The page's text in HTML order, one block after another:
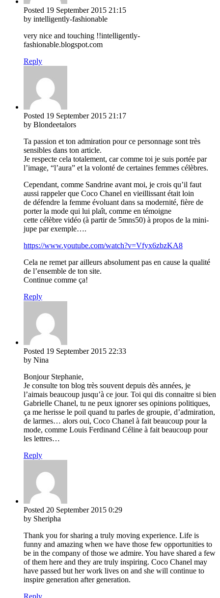
Posted 19 September 2015 21:15
by intelligently-fashionable
very nice and touching !!intelligently-
fashionable.blogspot.com
Reply
Posted 19 September 2015 21:17
by Blondeetalors
Ta passion et ton admiration pour ce personnage sont très
sensibles dans ton article.
Je respecte cela totalement, car comme toi je suis portée par
l’image, “l’aura” et la volonté de certaines femmes célèbres.
Cependant, comme Sandrine avant moi, je crois qu’il faut
aussi rappeler que Coco Chanel en vieillissant était loin
de défendre la femme évoluant dans sa modernité, fière de
porter la mode qui lui plaît, comme en témoigne
cette célèbre vidéo (à partir de 5mns50) à propos de la mini-
jupe par exemple….
https://www.youtube.com/watch?v=Vfyx6zbzKA8
Cela ne remet par ailleurs absolument pas en cause la qualité
de l’ensemble de ton site.
Continue comme ça!
Reply
Posted 19 September 2015 22:33
by Nina
Bonjour Stephanie,
Je consulte ton blog très souvent depuis dès années, je
l’aimais beaucoup jusqu’à ce jour. Toi qui dis connaitre si bien
Gabrielle Chanel, tu ne peux ignorer ses opinions politiques,
ça me herisse le poil quand tu parles de groupie, d’admiration,
de larmes… alors oui, Coco Chanel à fait beaucoup pour la
mode, comme Louis Ferdinand Céline à fait beaucoup pour
les lettres…
Reply
Posted 20 September 2015 0:29
by Sheripha
Thank you for sharing a truly moving experience. Life is
funny and amazing when we have those few opportunities to
be in the company of those we admire. You have shared a few
of them here and they are truly inspiring. Coco Chanel may
have passed but her work lives on and she will continue to
inspire generation after generation.
Reply